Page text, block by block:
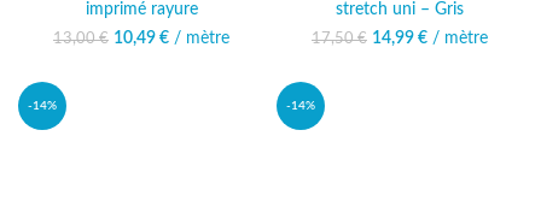
imprimé rayure
13,00€
Le prix initial était :
10,49 €
Le prix
/ mètre
stretch uni – Gris
17,50€
Le prix initial était :
14,99 €
Le prix
/ mètre
-14% -14%